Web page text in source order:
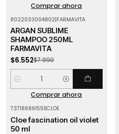
Comprar ahora
8022033004802|FARMAVITA
ARGAN SUBLIME
SHAMPOO 250ML
FARMAVITA
$6.552$7.990
Cantidad
Comprar ahora
737186861551|CLOE
Cloe fascination oil violet
50 ml